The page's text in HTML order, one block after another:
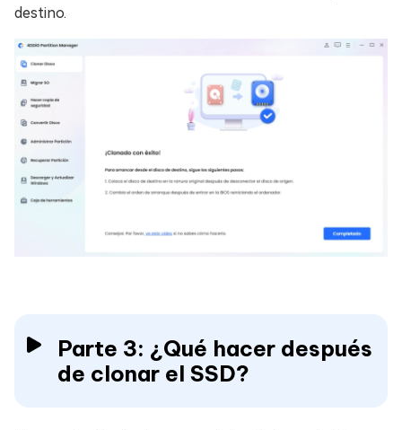
destino.
Parte 3: ¿Qué hacer después
de clonar el SSD?